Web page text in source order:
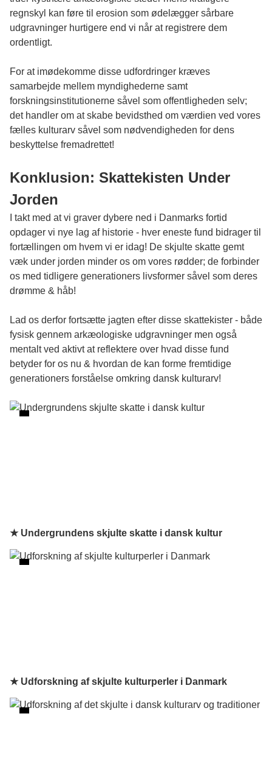
regnskyl kan føre til erosion som ødelægger sårbare
udgravninger hurtigere end vi når at registrere dem
ordentligt.
For at imødekomme disse udfordringer kræves
samarbejde mellem myndighederne samt
forskningsinstitutionerne såvel som offentligheden selv;
det handler om at skabe bevidsthed om værdien ved vores
fælles kulturarv såvel som nødvendigheden for dens
beskyttelse fremadrettet!
Konklusion: Skattekisten Under
Jorden
I takt med at vi graver dybere ned i Danmarks fortid
opdager vi nye lag af historie - hver eneste fund bidrager til
fortællingen om hvem vi er idag! De skjulte skatte gemt
væk under jorden minder os om vores rødder; de forbinder
os med tidligere generationers livsformer såvel som deres
drømme & håb!
Lad os derfor fortsætte jagten efter disse skattekister - både
fysisk gennem arkæologiske udgravninger men også
mentalt ved aktivt at reflektere over hvad disse fund
betyder for os nu & hvordan de kan forme fremtidige
generationers forståelse omkring dansk kulturarv!
★ Undergrundens skjulte skatte i dansk kultur
★ Udforskning af skjulte kulturperler i Danmark